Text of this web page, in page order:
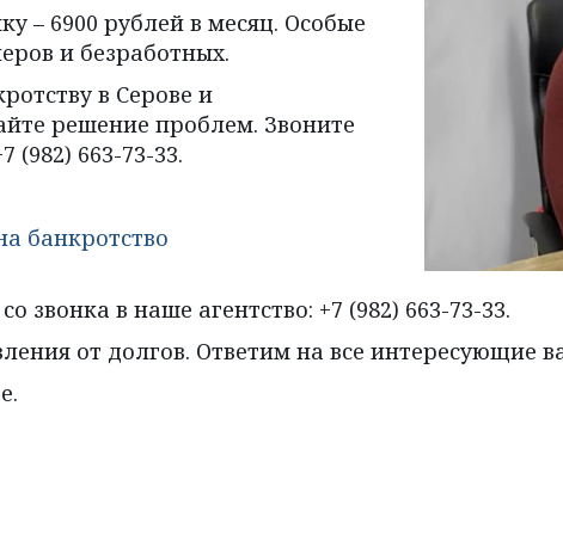
– 6900 рублей в месяц. Особые
и безработных.
в Серове и
решение проблем. Звоните
(982) 663-73-33.
банкротство
звонка в наше агентство: +7 (982) 663-73-33.
от долгов. Ответим на все интересующие